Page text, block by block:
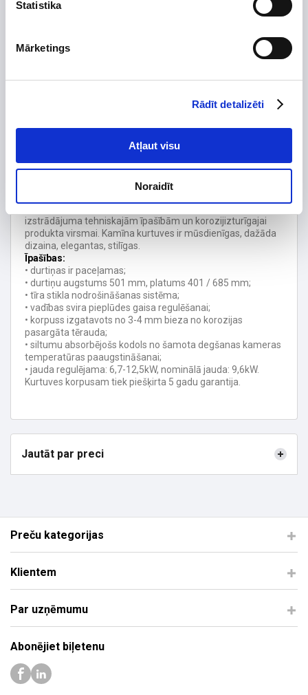
Statistika
Mārketings
Rādīt detalizēti
Atļaut visu
Noraidīt
Efektivitāte
Degvielas veids
Garantijas termiņš, mēn.
24
Gaisa savienojums, mm
Spartherm ir viens no lielākajiem kamīnu kurtuvju
izstrādājuma tehniskajām īpašībām un korozijizturīgajai
produkta virsmai. Kamīna kurtuves ir mūsdienīgas, dažāda
dizaina, elegantas, stilīgas.
Īpašības:
• durtiņas ir paceļamas;
• durtiņu augstums 501 mm, platums 401 / 685 mm;
• tīra stikla nodrošināšanas sistēma;
• vadības svira pieplūdes gaisa regulēšanai;
• korpuss izgatavots no 3-4 mm bieza no korozijas
pasargāta tērauda​​;
• siltumu absorbējošs kodols no šamota degšanas kameras
temperatūras paaugstināšanai;
• jauda regulējama: 6,7-12,5kW, nominālā jauda: 9,6kW.
Kurtuves korpusam tiek piešķirta 5 gadu garantija.
Jautāt par preci
Preču kategorijas
Klientem
Par uzņēmumu
Abonējiet biļetenu